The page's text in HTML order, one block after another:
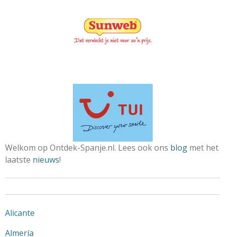
Welkom op Ontdek-Spanje.nl. Lees ook ons blog met het
laatste nieuws!
Alicante
Almería